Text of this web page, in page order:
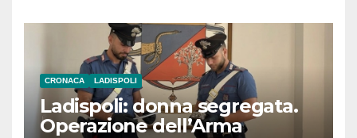
CRONACA LADISPOLI
Ladispoli: donna segregata.
Operazione dell’Arma